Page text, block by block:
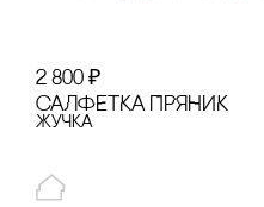
2 800 ₽
сАЛФЕТКА ПРЯНИК
Жучка